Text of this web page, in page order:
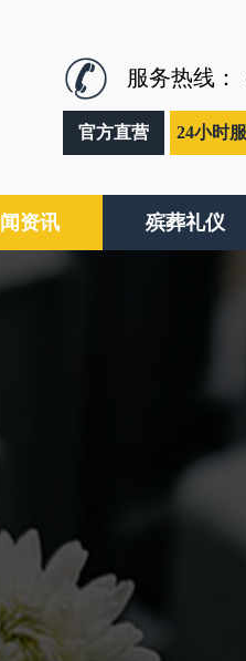
服务热线：
官方直营 24小时
资讯 殡葬礼仪